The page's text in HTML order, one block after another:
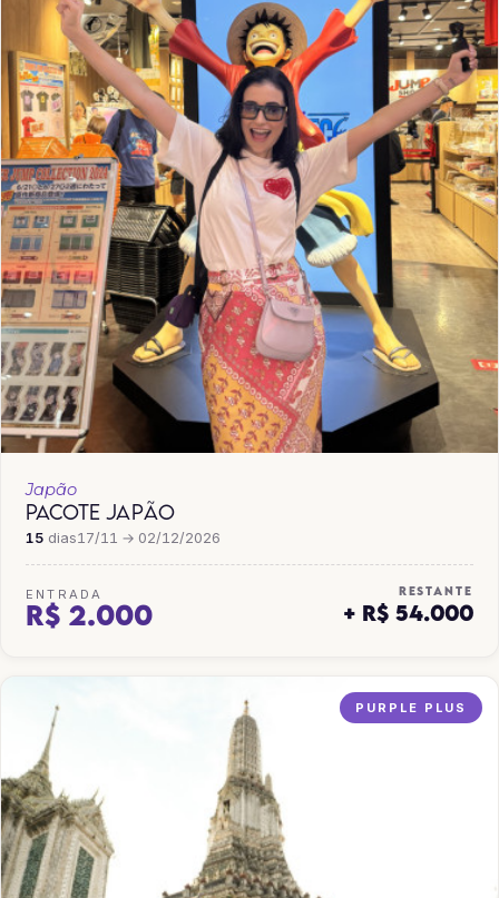
Japão
PACOTE JAPÃO
15 dias17/11 → 02/12/2026
ENTRADA
R$ 2.000
RESTANTE
+ R$ 54.000
PURPLE PLUS